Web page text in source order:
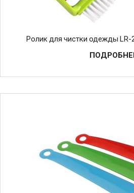
Ролик для чистки одежды LR-